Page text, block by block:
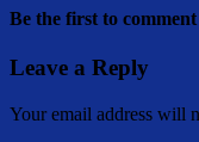
Be the first to comment
Leave a Reply
Your email address will